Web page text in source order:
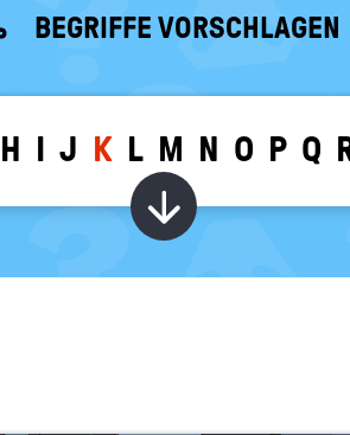
BEGRIFFE VORSCHLAGEN
H I J K L M N O P Q
Wörter zu